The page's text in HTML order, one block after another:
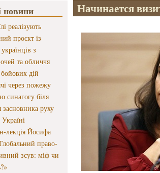
новини
реалізують
проєкт із
з
та обличчя
дій
через пожежу
синагогу біля
засновника руху
лекція Йосифа
право-
зсув: міф чи
Начинается